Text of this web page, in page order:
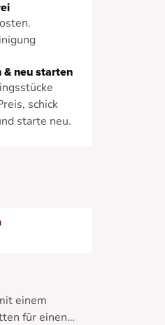
& neu starten
schick
starte neu.
einem
für einen